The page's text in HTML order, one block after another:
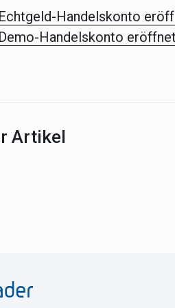
Handelskonto
Handelskonto eröffnet
Artikel